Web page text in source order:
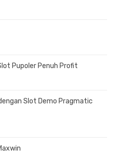
Pupoler Penuh Profit
Slot Demo Pragmatic